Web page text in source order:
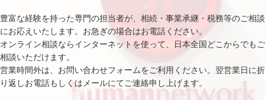
豊富な経験を持った専門の担当者が、相続・事業承継・税務等のご相談
にお応えいたします。お急ぎの場合はお電話ください。
オンライン相談ならインターネットを使って、日本全国どこからでもご
相談いただけます。
営業時間外は、お問い合わせフォームをご利用ください。翌営業日に折
り返しお電話もしくはメールにてご連絡申し上げます。